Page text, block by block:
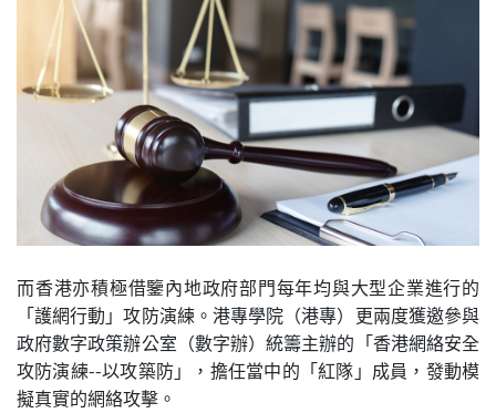
而香港亦積極借鑒內地政府部門每年均與大型企業進行的
「護網行動」攻防演練。港專學院（港專）更兩度獲邀參與
政府數字政策辦公室（數字辦）統籌主辦的「香港網絡安全
攻防演練--以攻築防」，擔任當中的「紅隊」成員，發動模
擬真實的網絡攻擊。